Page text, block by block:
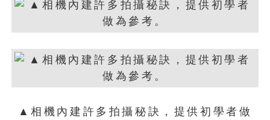
▲相機內建許多拍攝秘訣，提供初學者做